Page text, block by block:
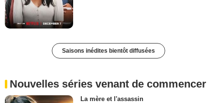
Saisons inédites bientôt diffusées
Nouvelles séries venant de commencer
La mère et l'assassin